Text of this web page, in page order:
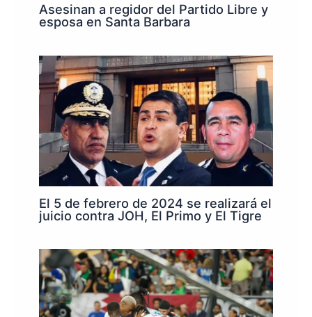
Asesinan a regidor del Partido Libre y
esposa en Santa Barbara
El 5 de febrero de 2024 se realizará el
juicio contra JOH, El Primo y El Tigre